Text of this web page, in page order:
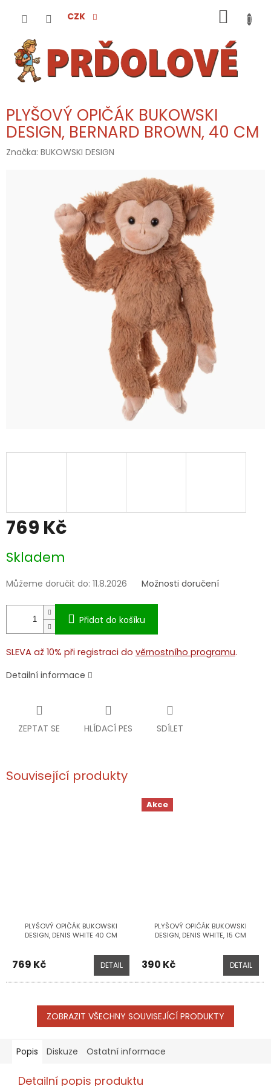
CZK
KOŠÍK
PLYŠOVÝ OPIČÁK BUKOWSKI
DESIGN, BERNARD BROWN, 40 CM
Značka: BUKOWSKI DESIGN
769 Kč
cena:
Skladem
Můžeme doručit do: 11.8.2026 Možnosti doručení
Přidat do košíku
SLEVA až 10% při registraci do věrnostního programu.
Detailní informace
ZEPTAT SE HLÍDACÍ PES SDÍLET
Související produkty
PLYŠOVÝ OPIČÁK BUKOWSKI
DESIGN, DENIS WHITE 40 CM
769 Kč DETAIL
Akce
PLYŠOVÝ OPIČÁK BUKOWSKI
DESIGN, DENIS WHITE, 15 CM
390 Kč DETAIL
ZOBRAZIT VŠECHNY SOUVISEJÍCÍ PRODUKTY
Popis Diskuze Ostatní informace
Detailní popis produktu